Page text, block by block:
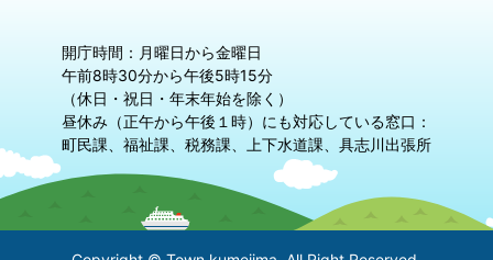
開庁時間：月曜日から金曜日
午前8時30分から午後5時15分
（休日・祝日・年末年始を除く）
昼休み（正午から午後１時）にも対応している窓口：
町民課、福祉課、税務課、上下水道課、具志川出張所